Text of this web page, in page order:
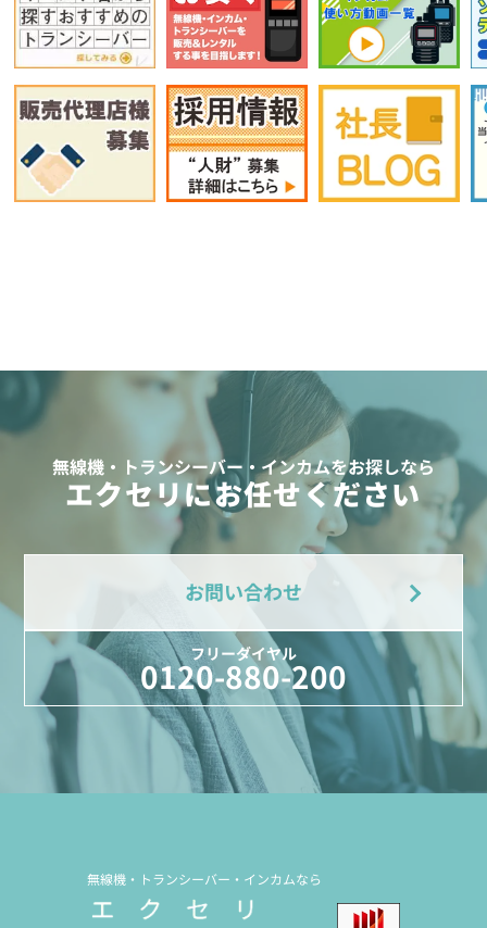
無線機・トランシーバー・インカムをお探しなら
エクセリにお任せください
お問い合わせ
フリーダイヤル
0120-880-200
無線機・トランシーバー・インカムなら